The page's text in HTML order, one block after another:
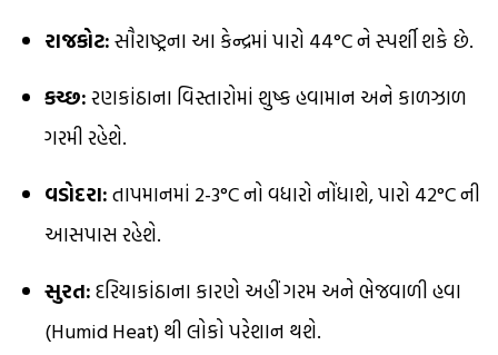
રાજકોટ:સૌરાષ્ટ્રના આ કેન્દ્રમાં પારો 44°C ને સ્પર્શી શકે છે.
કચ્છ:રણકાંઠાના વિસ્તારોમાં શુષ્ક હવામાન અને કાળઝાળ
ગરમી રહેશે.
વડોદરા:તાપમાનમાં 2-3°C નો વધારો નોંધાશે, પારો 42°C ની
આસપાસ રહેશે.
સુરત:દરિયાકાંઠાના કારણે અહીં ગરમ અને ભેજવાળી હવા
(Humid Heat) થી લોકો પરેશાન થશે.